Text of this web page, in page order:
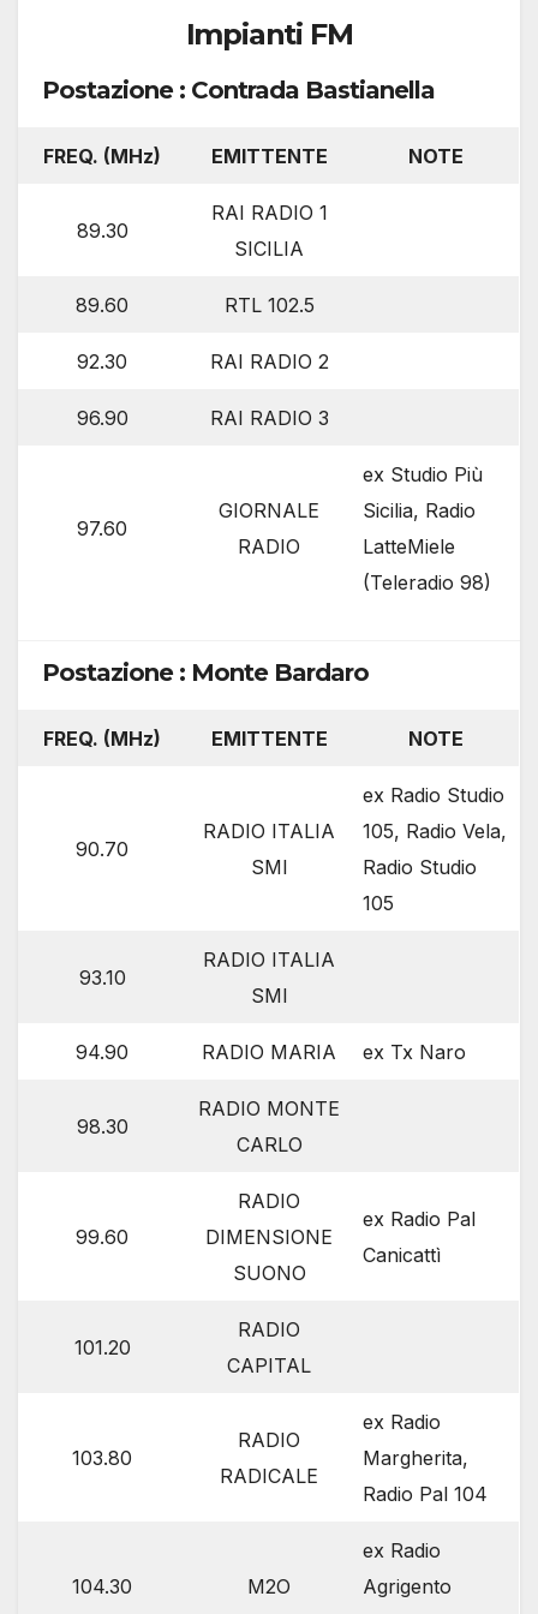
Impianti FM
Postazione : Contrada Bastianella
FREQ. (MHz) EMITTENTE NOTE
89.30
RAI RADIO 1
SICILIA
89.60 RTL 102.5
92.30 RAI RADIO 2
96.90 RAI RADIO 3
97.60
GIORNALE
RADIO
ex Studio Più
Sicilia, Radio
LatteMiele
(Teleradio 98)
Postazione : Monte Bardaro
FREQ. (MHz) EMITTENTE NOTE
90.70
RADIO ITALIA
SMI
ex Radio Studio
105, Radio Vela,
Radio Studio
105
93.10
RADIO ITALIA
SMI
94.90 RADIO MARIA ex Tx Naro
98.30
RADIO MONTE
CARLO
99.60
RADIO
DIMENSIONE
SUONO
ex Radio Pal
Canicattì
101.20
RADIO
CAPITAL
103.80
RADIO
RADICALE
ex Radio
Margherita,
Radio Pal 104
104.30 M2O
ex Radio
Agrigento